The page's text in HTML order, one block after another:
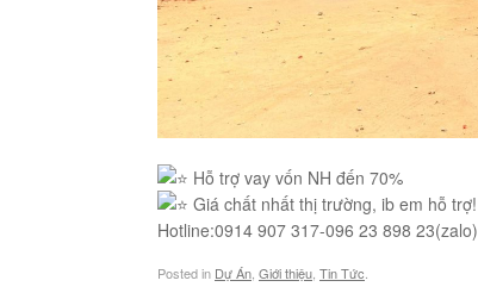
Hỗ trợ vay vốn NH đến 70%
Giá chất nhất thị trường, ib em hỗ trợ!
Hotline:0914 907 317-096 23 898 23(zalo)
Posted in Dự Án Giới thiệu Tin Tức